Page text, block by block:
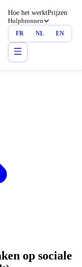
Hoe het werktPrijzen
Hulpbronnen
FR NL EN
op sociale